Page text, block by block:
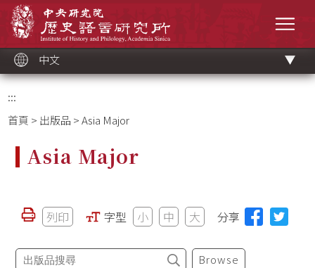
中文
:::
首頁 > 出版品 > Asia Major
Asia Major
列印 字型 小 中 大 分享
Browse